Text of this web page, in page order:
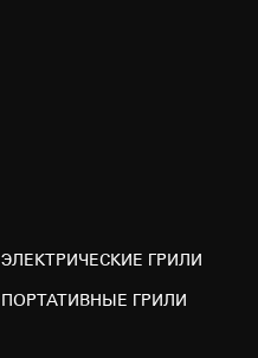
ЭЛЕКТРИЧЕСКИЕ ГРИЛИ
ПОРТАТИВНЫЕ ГРИЛИ